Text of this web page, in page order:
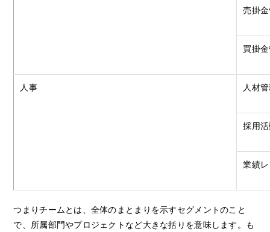
売掛
買掛
人事 人材
採用
業績
つまりチームとは、全体のまとまりを示すセグメントのこと
で、所属部門やプロジェクトなど大きな括りを意味します。も